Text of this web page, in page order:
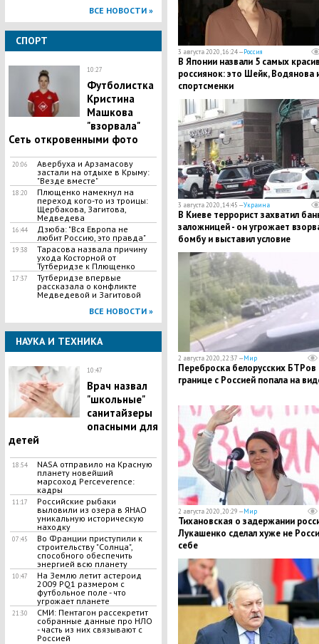
ВСЕ НОВОСТИ »
СПОРТ
10:27
Футболистка
Кристина
Машкова
"взорвала"
Сеть откровенными фото
20:06
Авербуха и Арзамасову
застали на отдыхе в Крыму:
"Везде вместе"
18:20
Плющенко намекнул на
переход кого-то из троицы:
Щербакова, Загитова,
Медведева
16:44
Дзюба: "Вся Европа не
любит Россию, это правда"
19:38
Тарасова назвала причину
ухода Косторной от
Тутберидзе к Плющенко
17:37
Тутберидзе впервые
рассказала о конфликте
Медведевой и Загитовой
ВСЕ НОВОСТИ »
НАУКА И ТЕХНИКА
10:47
Врач назвал
"школьные"
санитайзеры
опасными для
детей
18:54
​NASA отправило на Красную
планету новейший
марсоход Perceverence:
кадры
11:17
Российские рыбаки
выловили из озера в ЯНАО
уникальную историческую
находку
07:45
Во Франции приступили к
строительству "Солнца",
способного обеспечить
энергией всю планету
10:47
На Землю летит астероид
2009 PQ1 размером с
футбольное поле - что
угрожает планете
21:30
СМИ: Пентагон рассекретит
собранные данные про НЛО
- часть из них связывают с
Россией
3 августа 2020, 16:24 —Россия
В Японии назвали 5 самых
россиянок: это Шейк, Водянова
спортсменки
3 августа 2020, 14:45 —Украина
В Киеве террорист захватил
заложницей - он угрожает
бомбу и выставил условие
2 августа 2020, 22:37 —Мир
Переброска белорусских БТРов
границе с Россией попала на
2 августа 2020, 20:29 —Мир
Тихановская о задержании
Лукашенко сделал хуже не
себе